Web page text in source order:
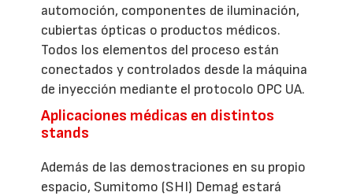
automoción, componentes de iluminación,
cubiertas ópticas o productos médicos.
Todos los elementos del proceso están
conectados y controlados desde la máquina
de inyección mediante el protocolo OPC UA.
Aplicaciones médicas en distintos
stands
Además de las demostraciones en su propio
espacio, Sumitomo (SHI) Demag estará